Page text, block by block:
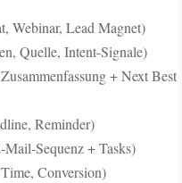
Webinar, Lead Magnet)
Quelle, Intent-Signale)
+ Next Best
Reminder)
Mail-Sequenz + Tasks)
Conversion)